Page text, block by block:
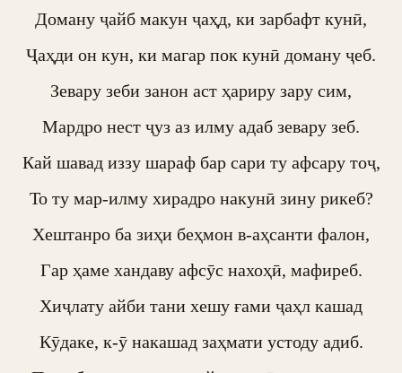
Доману ҷайб макун ҷаҳд, ки зарбафт кунӣ,
Ҷаҳди он кун, ки магар пок кунӣ доману ҷеб.
Зевару зеби занон аст ҳариру зару сим,
Мардро нест ҷуз аз илму адаб зевару зеб.
Кай шавад иззу шараф бар сари ту афсару тоҷ,
То ту мар-илму хирадро накунӣ зину рикеб?
Хештанро ба зиҳи беҳмон в-аҳсанти фалон,
Гар ҳаме хандаву афсӯс нахоҳӣ, мафиреб.
Хиҷлату айби тани хешу ғами ҷаҳл кашад
Кӯдаке, к-ӯ накашад заҳмати устоду адиб.